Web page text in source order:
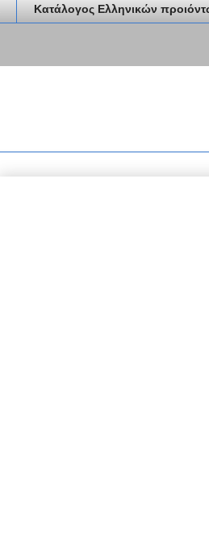
Κατάλογος Ελληνικών